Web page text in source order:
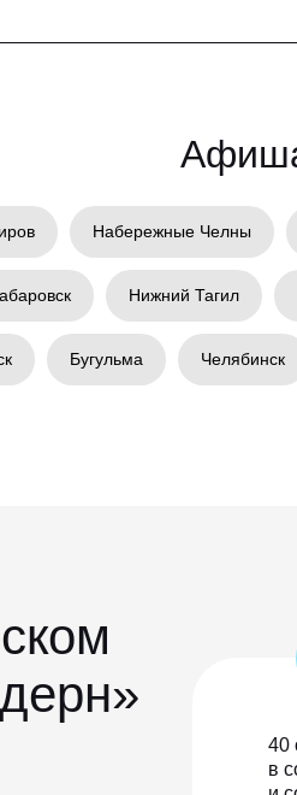
Набережные Челны
Нижний Тагил
Бугульма Челябинск
40
в